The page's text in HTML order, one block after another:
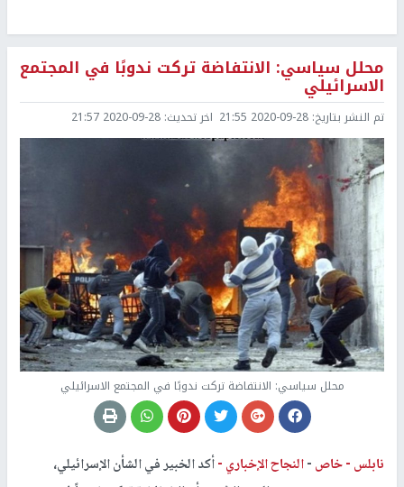
محلل سياسي: الانتفاضة تركت ندوبًا في المجتمع
الاسرائيلي
تم النشر بتاريخ: 2020-09-28 21:55 اخر تحديث: 2020-09-28 21:57
محلل سياسي: الانتفاضة تركت ندوبًا في المجتمع الاسرائيلي
نابلس -خاص-النجاح الإخباري -أكد الخبير في الشأن الإسرائيلي،